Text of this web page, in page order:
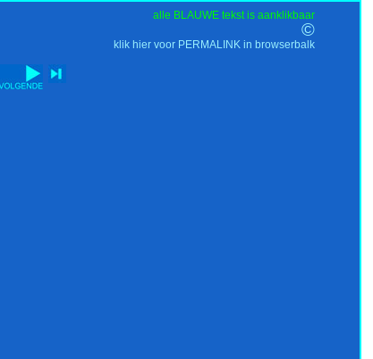
alle BLAUWE tekst is aanklikbaar
klik hier voor PERMALINK in browserbalk
©